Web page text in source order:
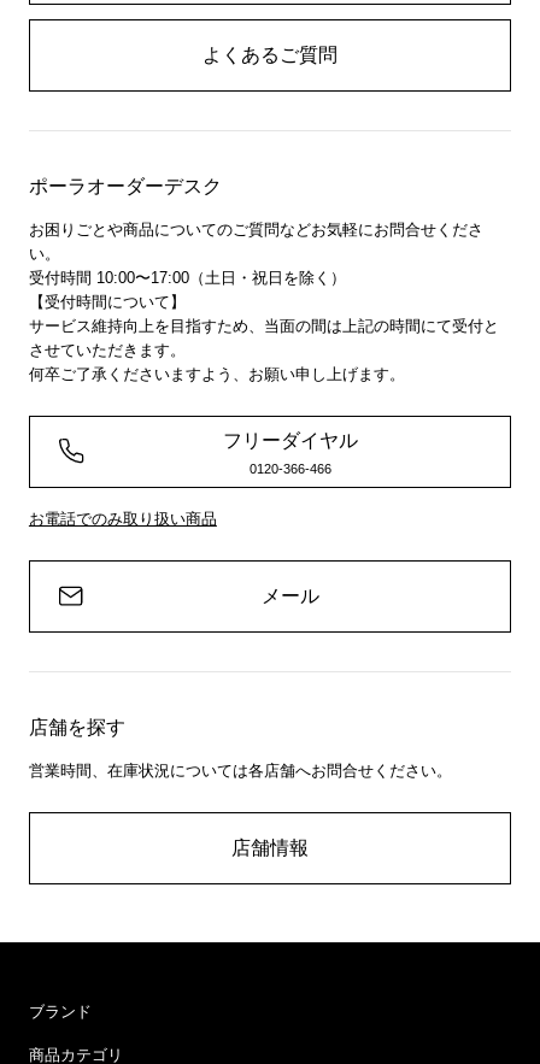
よくあるご質問
ポーラオーダーデスク
お困りごとや商品についてのご質問などお気軽にお問合せくださ
い。
受付時間 10:00〜17:00（土日・祝日を除く）
【受付時間について】
サービス維持向上を目指すため、当面の間は上記の時間にて受付と
させていただきます。
何卒ご了承くださいますよう、お願い申し上げます。
フリーダイヤル
0120-366-466
お電話でのみ取り扱い商品
メール
店舗を探す
営業時間、在庫状況については各店舗へお問合せください。
店舗情報
ブランド
商品カテゴリ